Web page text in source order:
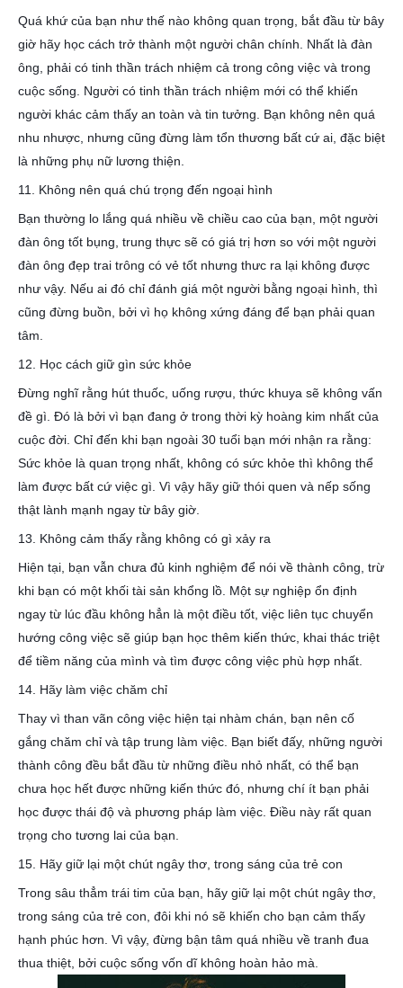
Quá khứ của bạn như thế nào không quan trọng, bắt đầu từ bây
giờ hãy học cách trở thành một người chân chính. Nhất là đàn
ông, phải có tinh thần trách nhiệm cả trong công việc và trong
cuộc sống. Người có tinh thần trách nhiệm mới có thể khiến
người khác cảm thấy an toàn và tin tưởng. Bạn không nên quá
nhu nhược, nhưng cũng đừng làm tổn thương bất cứ ai, đặc biệt
là những phụ nữ lương thiện.
11. Không nên quá chú trọng đến ngoại hình
Bạn thường lo lắng quá nhiều về chiều cao của bạn, một người
đàn ông tốt bụng, trung thực sẽ có giá trị hơn so với một người
đàn ông đẹp trai trông có vẻ tốt nhưng thưc ra lại không được
như vậy. Nếu ai đó chỉ đánh giá một người bằng ngoại hình, thì
cũng đừng buồn, bởi vì họ không xứng đáng để bạn phải quan
tâm.
12. Học cách giữ gìn sức khỏe
Đừng nghĩ rằng hút thuốc, uống rượu, thức khuya sẽ không vấn
đề gì. Đó là bởi vì bạn đang ở trong thời kỳ hoàng kim nhất của
cuộc đời. Chỉ đến khi bạn ngoài 30 tuổi bạn mới nhận ra rằng:
Sức khỏe là quan trọng nhất, không có sức khỏe thì không thể
làm được bất cứ việc gì. Vì vậy hãy giữ thói quen và nếp sống
thật lành mạnh ngay từ bây giờ.
13. Không cảm thấy rằng không có gì xảy ra
Hiện tại, bạn vẫn chưa đủ kinh nghiệm để nói về thành công, trừ
khi bạn có một khối tài sản khổng lồ. Một sự nghiệp ổn định
ngay từ lúc đầu không hẳn là một điều tốt, việc liên tục chuyển
hướng công việc sẽ giúp bạn học thêm kiến ​​thức, khai thác triệt
để tiềm năng của mình và tìm được công việc phù hợp nhất.
14. Hãy làm việc chăm chỉ
Thay vì than vãn công việc hiện tại nhàm chán, bạn nên cố
gắng chăm chỉ và tập trung làm việc. Bạn biết đấy, những người
thành công đều bắt đầu từ những điều nhỏ nhất, có thể bạn
chưa học hết được những kiến ​​thức đó, nhưng chí ít bạn phải
học được thái độ và phương pháp làm việc. Điều này rất quan
trọng cho tương lai của bạn.
15. Hãy giữ lại một chút ngây thơ, trong sáng của trẻ con
Trong sâu thẳm trái tim của bạn, hãy giữ lại một chút ngây thơ,
trong sáng của trẻ con, đôi khi nó sẽ khiến cho bạn cảm thấy
hạnh phúc hơn. Vì vậy, đừng bận tâm quá nhiều về tranh đua
thua thiệt, bởi cuộc sống vốn dĩ không hoàn hảo mà.